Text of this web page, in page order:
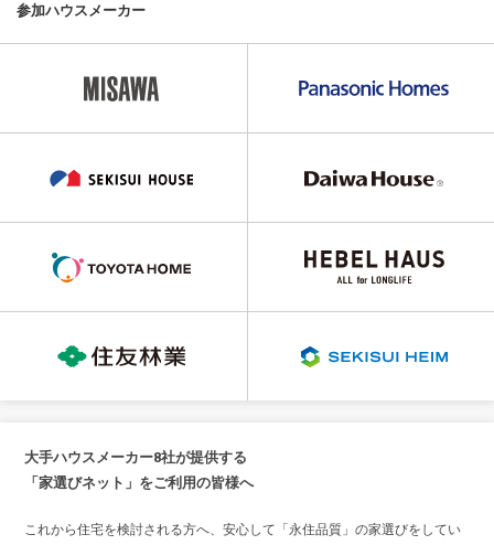
参加ハウスメーカー
大手ハウスメーカー8社が提供する
「家選びネット」をご利用の皆様へ
これから住宅を検討される方へ、安心して「永住品質」の家選びをしてい